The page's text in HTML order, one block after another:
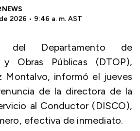
2026 • 9:46 a. m. AST
del Departamento de
y Obras Públicas (DTOP),
Montalvo, informó el jueves
de la directora de la
al Conductor (DISCO),
efectiva de inmediato.